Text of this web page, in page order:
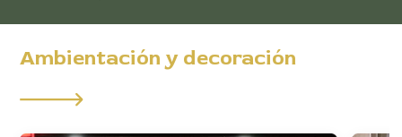
Ambientación y decoración